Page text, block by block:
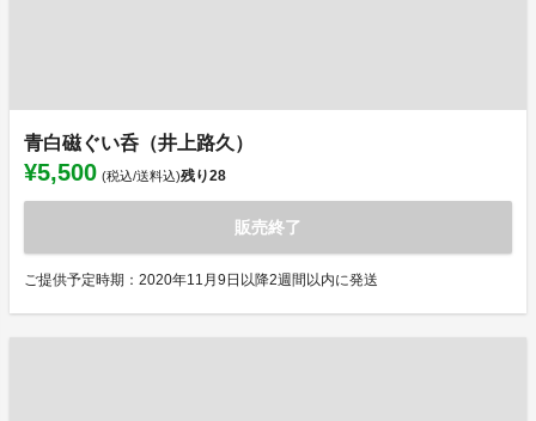
青白磁ぐい呑（井上路久）
¥5,500 (税込/送料込)残り28
販売終了
ご提供予定時期：2020年11月9日以降2週間以内に発送